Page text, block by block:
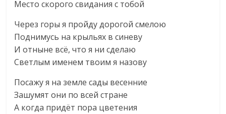
Место скорого свидания с тобой
Через горы я пройду дорогой смелою
Поднимусь на крыльях в синеву
И отныне всё, что я ни сделаю
Светлым именем твоим я назову
Посажу я на земле сады весенние
Зашумят они по всей стране
А когда придёт пора цветения